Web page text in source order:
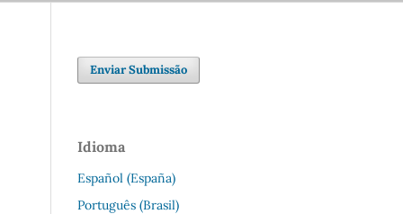
Enviar Submissão
Idioma
Español (España)
Português (Brasil)